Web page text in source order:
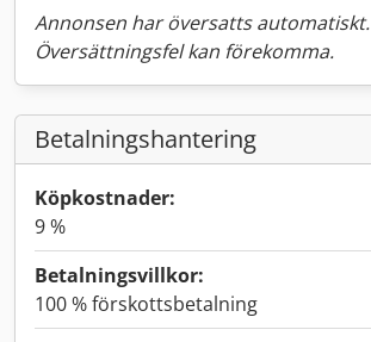
Annonsen har översatts automatiskt.
Översättningsfel kan förekomma.
Betalningshantering
Köpkostnader:
9 %
Betalningsvillkor:
100 % förskottsbetalning